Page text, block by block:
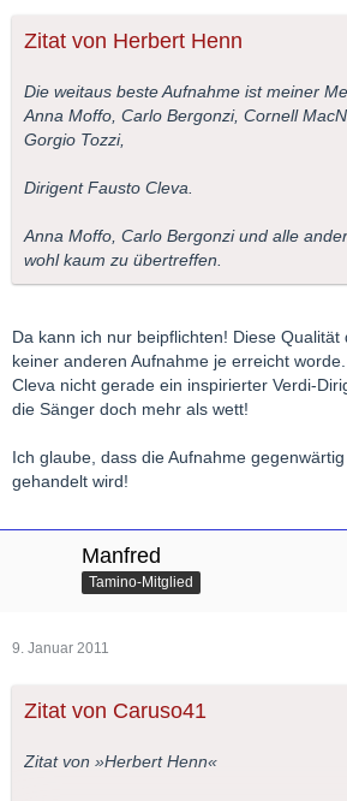
Zitat von Herbert Henn
Die weitaus beste Aufnahme ist meiner
Anna Moffo, Carlo Bergonzi, Cornell
Gorgio Tozzi,
Dirigent Fausto Cleva.
Anna Moffo, Carlo Bergonzi und alle
wohl kaum zu übertreffen.
Da kann ich nur beipflichten! Diese Qualität
keiner anderen Aufnahme je erreicht
Cleva nicht gerade ein inspirierter Verdi-
die Sänger doch mehr als wett!
Ich glaube, dass die Aufnahme
gehandelt wird!
Manfred
Tamino-Mitglied
9. Januar 2011
Zitat von Caruso41
Zitat von »Herbert Henn«